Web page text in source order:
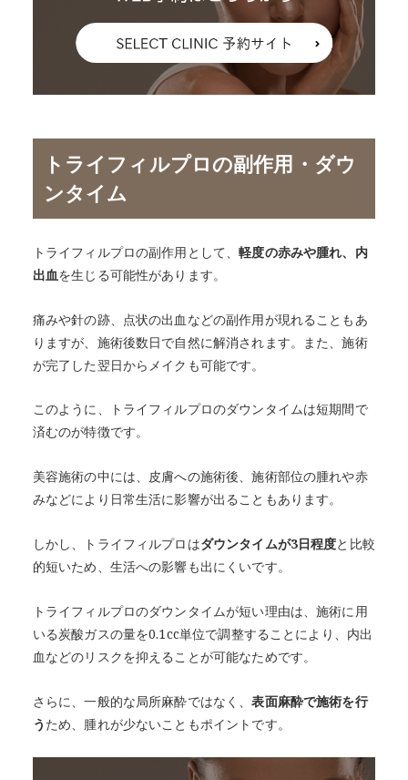
トライフィルプロの副作用・ダウ
ンタイム
トライフィルプロの副作用として、軽度の赤みや腫れ、内
出血を生じる可能性があります。
痛みや針の跡、点状の出血などの副作用が現れることもあ
りますが、施術後数日で自然に解消されます。また、施術
が完了した翌日からメイクも可能です。
このように、トライフィルプロのダウンタイムは短期間で
済むのが特徴です。
美容施術の中には、皮膚への施術後、施術部位の腫れや赤
みなどにより日常生活に影響が出ることもあります。
しかし、トライフィルプロはダウンタイムが3日程度と比較
的短いため、生活への影響も出にくいです。
トライフィルプロのダウンタイムが短い理由は、施術に用
いる炭酸ガスの量を0.1cc単位で調整することにより、内出
血などのリスクを抑えることが可能なためです。
さらに、一般的な局所麻酔ではなく、表面麻酔で施術を行
う ため、腫れが少ないこともポイントです。